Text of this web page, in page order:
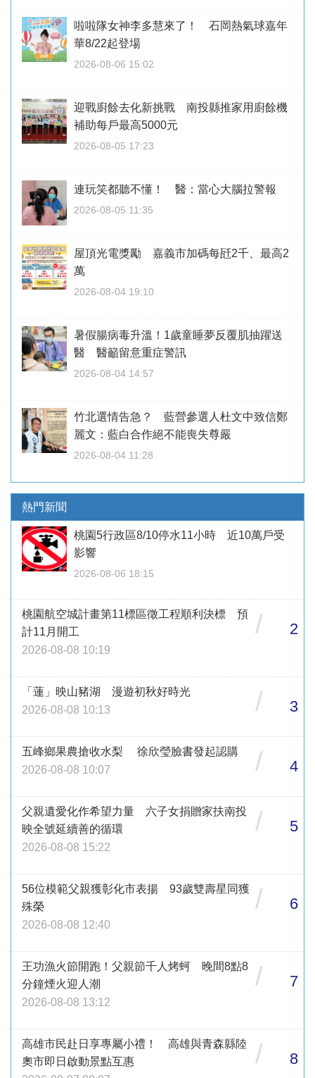
啦啦隊女神李多慧來了！ 石岡熱氣球嘉年
華8/22起登場
2026-08-06 15:02
迎戰廚餘去化新挑戰 南投縣推家用廚餘機
補助每戶最高5000元
2026-08-05 17:23
連玩笑都聽不懂！ 醫：當心大腦拉警報
2026-08-05 11:35
屋頂光電獎勵 嘉義市加碼每瓩2千、最高2
萬
2026-08-04 19:10
暑假腸病毒升溫！1歲童睡夢反覆肌抽躍送
醫 醫籲留意重症警訊
2026-08-04 14:57
竹北選情告急？ 藍營參選人杜文中致信鄭
麗文：藍白合作絕不能喪失尊嚴
2026-08-04 11:28
熱門新聞
桃園5行政區8/10停水11小時 近10萬戶受
影響
2026-08-06 18:15
桃園航空城計畫第11標區徵工程順利決標 預
計11月開工
2026-08-08 10:19
/ 2
「蓮」映山豬湖 漫遊初秋好時光
2026-08-08 10:13
/ 3
五峰鄉果農搶收水梨 徐欣瑩臉書發起認購
2026-08-08 10:07
/ 4
父親遺愛化作希望力量 六子女捐贈家扶南投
映全號延續善的循環
2026-08-08 15:22
/ 5
56位模範父親獲彰化市表揚 93歲雙壽星同獲
殊榮
2026-08-08 12:40
/ 6
王功漁火節開跑！父親節千人烤蚵 晚間8點8
分鐘煙火迎人潮
2026-08-08 13:12
/ 7
高雄市民赴日享專屬小禮！ 高雄與青森縣陸
奧市即日啟動景點互惠
/ 8